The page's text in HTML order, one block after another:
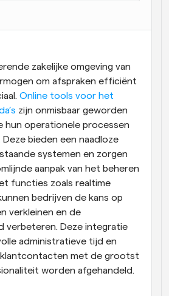
planning met AI-gestuurde
oproepen
en herinneringen
Links
zakelijke omgeving van
om afspraken efficiënt
Online tools voor het
zijn onmisbaar geworden
hun operationele processen
bieden een naadloze
systemen en zorgen
aanpak van het beheren
functies zoals realtime
bedrijven de kans op
verkleinen en de
verbeteren. Deze integratie
administratieve tijd en
met de grootst
worden afgehandeld.